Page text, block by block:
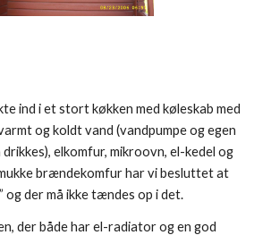
ind i et stort køkken med køleskab med
og koldt vand (vandpumpe og egen
elkomfur, mikroovn, el-kedel og
brændekomfur har vi besluttet at
og der må ikke tændes op i det.
der både har el-radiator og en god